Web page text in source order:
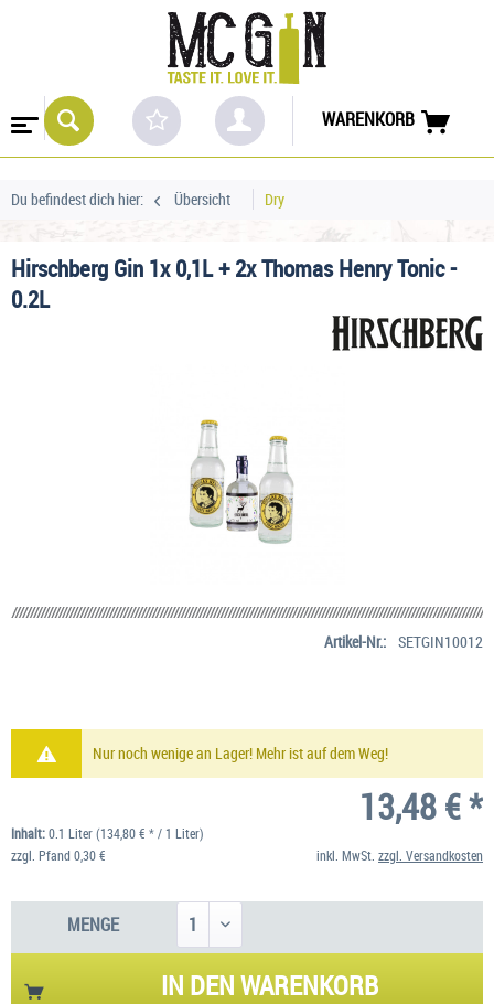
WARENKORB
Du befindest dich hier: Übersicht Dry
Hirschberg Gin 1x 0,1L + 2x Thomas Henry Tonic -
0.2L
Artikel-Nr.: SETGIN10012
Nur noch wenige an Lager! Mehr ist auf dem Weg!
13,48 € *
Inhalt:0.1 Liter (134,80 € * / 1 Liter)
zzgl. Pfand 0,30 €
inkl. MwSt. zzgl. Versandkosten
MENGE
IN DENWARENKORB